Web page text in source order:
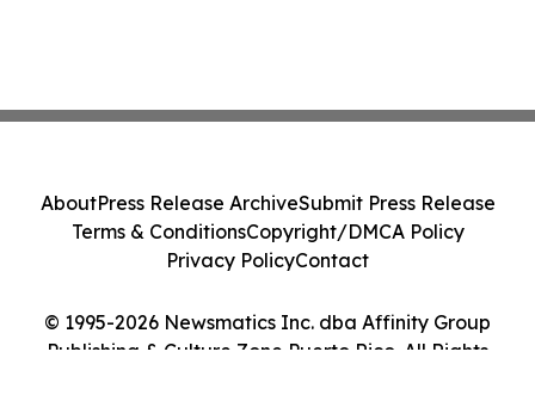
© 1995-2026 Newsmatics Inc. dba Affinity Group
Publishing & Culture Zone Puerto Rico. All Rights
AboutPress Release ArchiveSubmit Press Release
Terms & ConditionsCopyright/DMCA Policy
Privacy PolicyContact